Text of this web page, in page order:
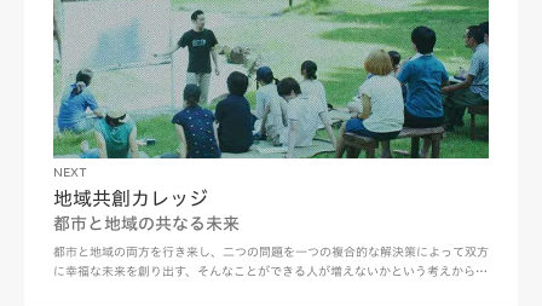
NEXT
地域共創カレッジ
都市と地域の共なる未来
都市と地域の両方を行き来し、二つの問題を一つの複合的な解決策によって双方
に幸福な未来を創り出す、そんなことができる人が増えないかという考えからで